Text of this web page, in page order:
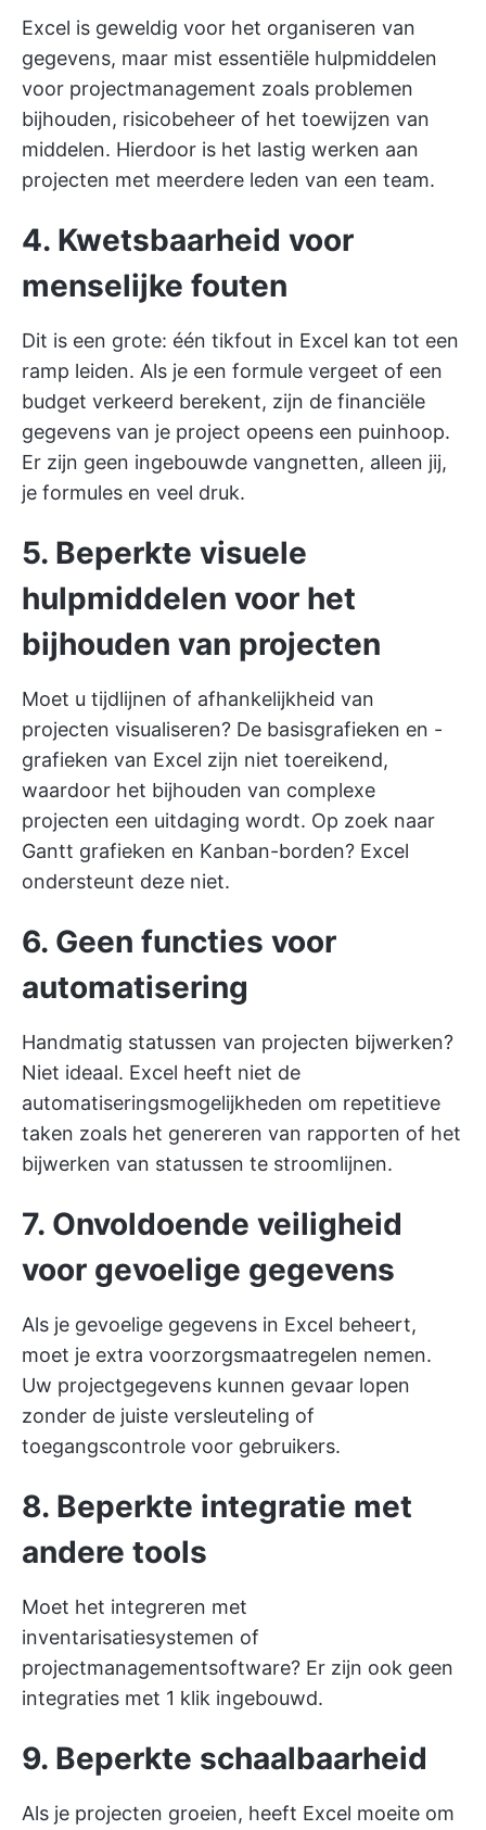
Excel is geweldig voor het organiseren van
gegevens, maar mist essentiële hulpmiddelen
voor projectmanagement zoals problemen
bijhouden, risicobeheer of het toewijzen van
middelen. Hierdoor is het lastig werken aan
projecten met meerdere leden van een team.
4. Kwetsbaarheid voor
menselijke fouten
Dit is een grote: één tikfout in Excel kan tot een
ramp leiden. Als je een formule vergeet of een
budget verkeerd berekent, zijn de financiële
gegevens van je project opeens een puinhoop.
Er zijn geen ingebouwde vangnetten, alleen jij,
je formules en veel druk.
5. Beperkte visuele
hulpmiddelen voor het
bijhouden van projecten
Moet u tijdlijnen of afhankelijkheid van
projecten visualiseren? De basisgrafieken en -
grafieken van Excel zijn niet toereikend,
waardoor het bijhouden van complexe
projecten een uitdaging wordt. Op zoek naar
Gantt grafieken en Kanban-borden? Excel
ondersteunt deze niet.
6. Geen functies voor
automatisering
Handmatig statussen van projecten bijwerken?
Niet ideaal. Excel heeft niet de
automatiseringsmogelijkheden om repetitieve
taken zoals het genereren van rapporten of het
bijwerken van statussen te stroomlijnen.
7. Onvoldoende veiligheid
voor gevoelige gegevens
Als je gevoelige gegevens in Excel beheert,
moet je extra voorzorgsmaatregelen nemen.
Uw projectgegevens kunnen gevaar lopen
zonder de juiste versleuteling of
toegangscontrole voor gebruikers.
8. Beperkte integratie met
andere tools
Moet het integreren met
inventarisatiesystemen of
projectmanagementsoftware? Er zijn ook geen
integraties met 1 klik ingebouwd.
9. Beperkte schaalbaarheid
Als je projecten groeien, heeft Excel moeite om